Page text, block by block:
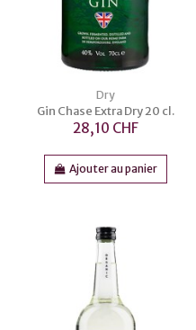
Dry
Gin Chase Extra Dry 20 cl.
28,10 CHF
Ajouter au panier